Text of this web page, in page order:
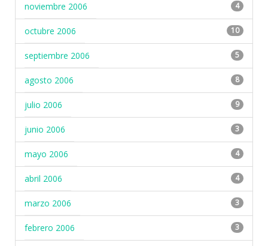
noviembre 2006 4
octubre 2006 10
septiembre 2006 5
agosto 2006 8
julio 2006 9
junio 2006 3
mayo 2006 4
abril 2006 4
marzo 2006 3
febrero 2006 3